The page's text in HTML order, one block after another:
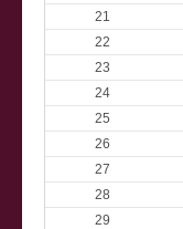
21
22
23
24
25
26
27
28
29